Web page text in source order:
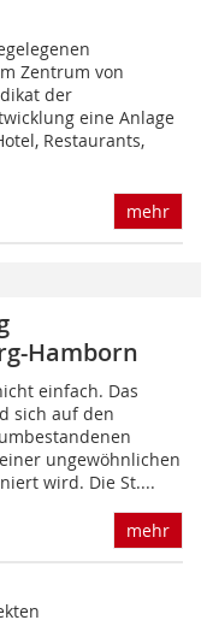
Zentrum von
der
eine Anlage
Restaurants,
mehr
Hamborn
einfach. Das
sich auf den
ungewöhnlichen
wird. Die St....
mehr